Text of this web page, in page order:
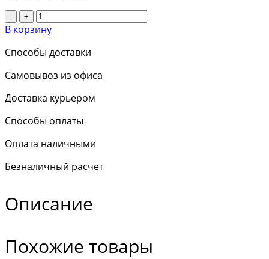
- +
В корзину
Способы доставки
Самовывоз из офиса
Доставка курьером
Способы оплаты
Оплата наличными
Безналичный расчет
Описание
Похожие товары